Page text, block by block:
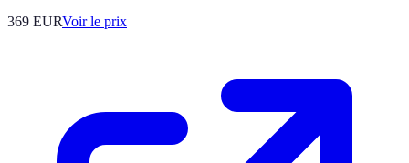
369 EURVoir le prix